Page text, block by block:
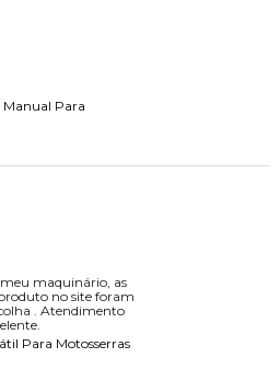
Para
maquinário, as
no site foram
. Atendimento
Para Motosserras